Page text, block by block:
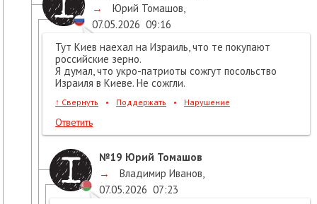
→
Юрий Томашов,
07.05.2026 09:16
Тут Киев наехал на Израиль, что те покупают
российские зерно.
Я думал, что укро-патриоты сожгут посольство
Израиля в Киеве. Не сожгли.
↑ Свернуть • Поддержать • Нарушение
Ответить
№19 Юрий Томашов
→
Владимир Иванов,
07.05.2026 07:23